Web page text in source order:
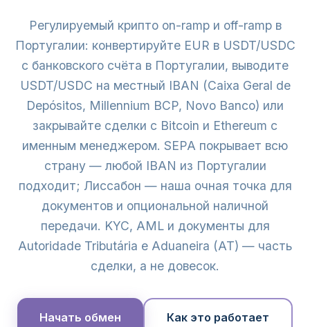
Регулируемый крипто on-ramp и off-ramp в
Португалии: конвертируйте EUR в USDT/USDC
с банковского счёта в Португалии, выводите
USDT/USDC на местный IBAN (Caixa Geral de
Depósitos, Millennium BCP, Novo Banco) или
закрывайте сделки с Bitcoin и Ethereum с
именным менеджером. SEPA покрывает всю
страну — любой IBAN из Португалии
подходит; Лиссабон — наша очная точка для
документов и опциональной наличной
передачи. KYC, AML и документы для
Autoridade Tributária e Aduaneira (AT) — часть
сделки, а не довесок.
Начать обмен Как это работает